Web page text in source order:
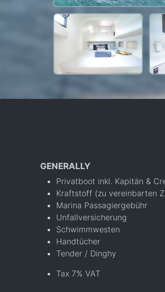
GENERALLY
Privatboot inkl. Kapitän &
Kraftstoff (zu vereinbarten
Marina Passagiergebühr
Unfallversicherung
Schwimmwesten
Handtücher
Tender / Dinghy
Tax 7% VAT